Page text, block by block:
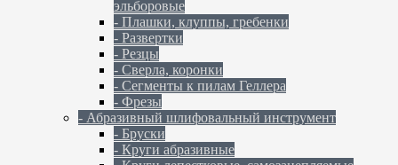
эльборовые
- Плашки, клуппы, гребенки
- Развертки
- Резцы
- Сверла, коронки
- Сегменты к пилам Геллера
- Фрезы
- Абразивный шлифовальный инструмент
- Бруски
- Круги абразивные